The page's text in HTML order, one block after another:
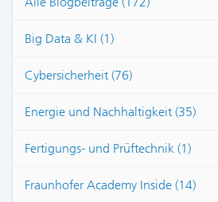
Big Data & KI (1)
Cybersicherheit (76)
Energie und Nachhaltigkeit (35)
Fertigungs- und Prüftechnik (1)
Fraunhofer Academy Inside (14)